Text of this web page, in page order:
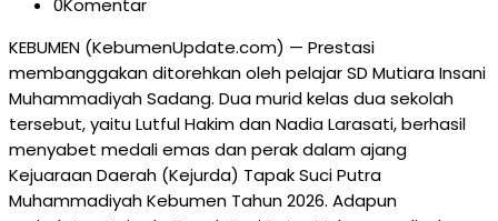
0Komentar
KEBUMEN (KebumenUpdate.com) — Prestasi
membanggakan ditorehkan oleh pelajar SD Mutiara Insani
Muhammadiyah Sadang. Dua murid kelas dua sekolah
tersebut, yaitu Lutful Hakim dan Nadia Larasati, berhasil
menyabet medali emas dan perak dalam ajang
Kejuaraan Daerah (Kejurda) Tapak Suci Putra
Muhammadiyah Kebumen Tahun 2026. Adapun